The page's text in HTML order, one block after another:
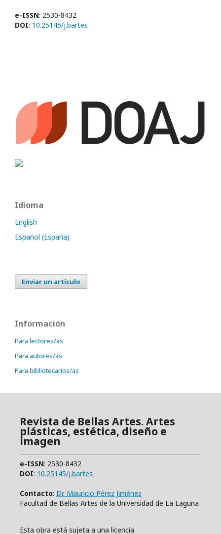
e-ISSN: 2530-8432
DOI: 10.25145/j.bartes
Idioma
English
Español (España)
Enviar un artículo
Información
Para lectores/as
Para autores/as
Para bibliotecarios/as
Revista de Bellas Artes. Artes
plásticas, estética, diseño e
imagen
e-ISSN: 2530-8432
DOI: 10.25145/j.bartes
Contacto: Dr. Mauricio Pérez Jiménez
Facultad de Bellas Artes de la Universidad de La Laguna
Esta obra está sujeta a una licencia